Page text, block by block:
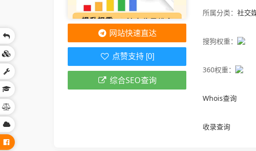
所属分类： 社交
搜狗权重：
360权重：
Whois查询
收录查询
网站快速直达
点赞支持 [0]
综合SEO查询